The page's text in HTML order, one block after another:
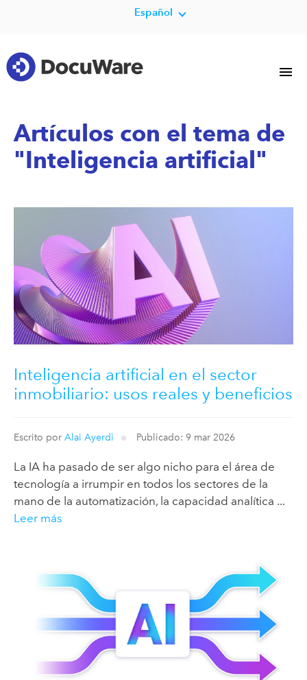
Español
Artículos con el tema de
"Inteligencia artificial"
Inteligencia artificial en el sector
inmobiliario: usos reales y beneficios
Escrito por Alai Ayerdi Publicado: 9 mar 2026
La IA ha pasado de ser algo nicho para el área de
tecnología a irrumpir en todos los sectores de la
mano de la automatización, la capacidad analítica ...
Leer más